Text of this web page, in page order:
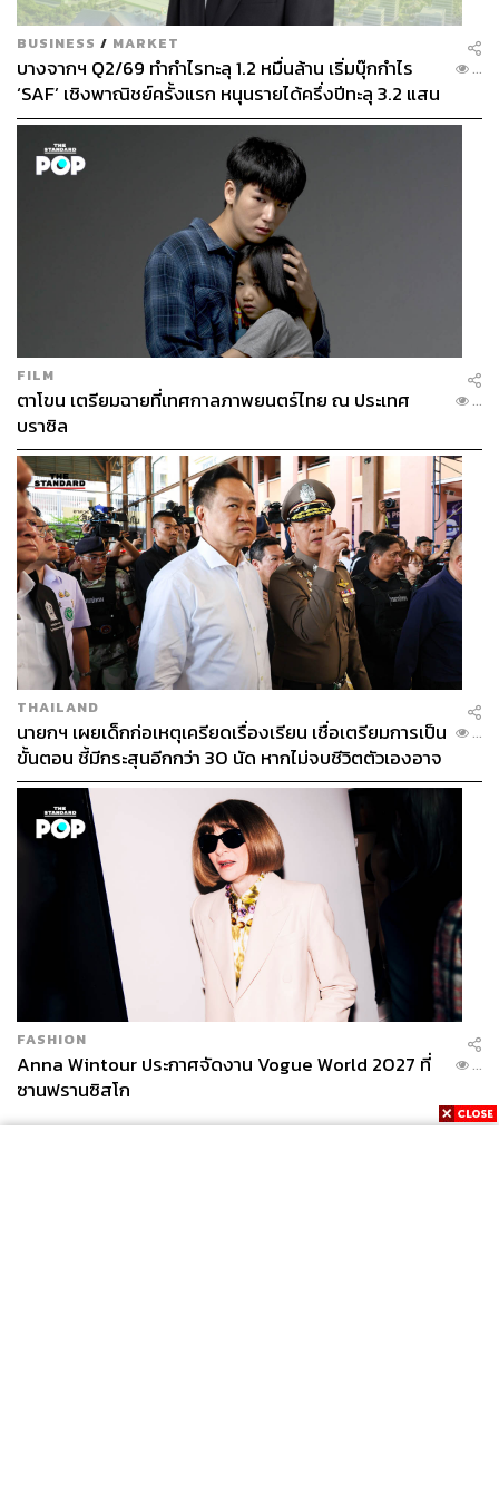
BUSINESS / MARKET
บางจากฯ Q2/69 ทำกำไรทะลุ 1.2 หมื่นล้าน เริ่มบุ๊กกำไร
‘SAF’ เชิงพาณิชย์ครั้งแรก หนุนรายได้ครึ่งปีทะลุ 3.2 แสน
ล้าน
...
FILM
ตาโขน เตรียมฉายที่เทศกาลภาพยนตร์ไทย ณ ประเทศ
บราซิล
...
THAILAND
นายกฯ เผยเด็กก่อเหตุเครียดเรื่องเรียน เชื่อเตรียมการเป็น
ขั้นตอน ชี้มีกระสุนอีกกว่า 30 นัด หากไม่จบชีวิตตัวเองอาจ
สูญเสียเพิ่ม
...
FASHION
Anna Wintour ประกาศจัดงาน Vogue World 2027 ที่
ซานฟรานซิสโก
...